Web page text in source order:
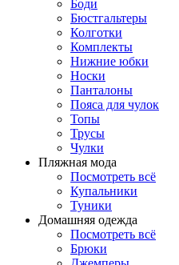
Боди
Бюстгальтеры
Колготки
Комплекты
Нижние юбки
Носки
Панталоны
Поясa для чулок
Топы
Трусы
Чулки
Пляжная мода
Посмотреть всё
Купальники
Туники
Домашняя одежда
Посмотреть всё
Брюки